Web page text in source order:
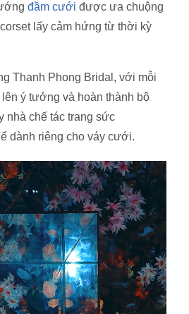
đầm cưới được ưa chuộng
lấy cảm hứng từ thời kỳ
Thanh Phong Bridal, với mỗi
ý tưởng và hoàn thành bộ
nhà chế tác trang sức
dành riêng cho váy cưới.